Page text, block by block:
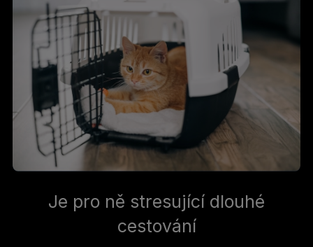
Je pro ně stresující dlouhé
cestování